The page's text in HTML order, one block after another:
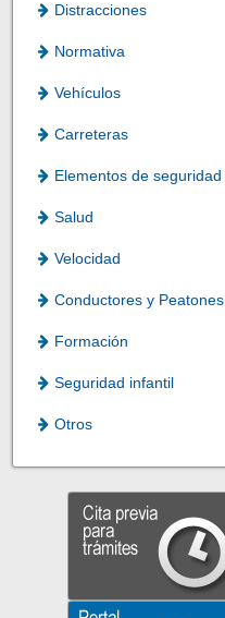
Distracciones
Normativa
Vehículos
Carreteras
Elementos de seguridad
Salud
Velocidad
Conductores y Peatones
Formación
Seguridad infantil
Otros